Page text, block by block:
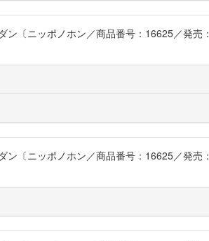
〔ニッポノホン／商品番号：16625／発売：
〔ニッポノホン／商品番号：16625／発売：